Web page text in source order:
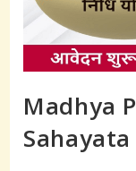
Madhya